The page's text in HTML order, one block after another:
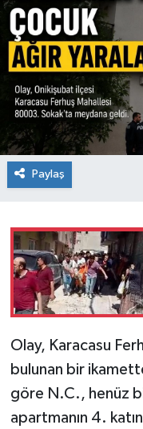
Paylaş
Olay, Karacasu
bulunan bir
göre N.C., henüz
apartmanın 4.
Yaşam